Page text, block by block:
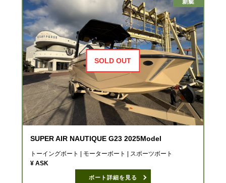
新艇
SOLD OUT
SUPER AIR NAUTIQUE G23 2025Model
トーイングボート | モーターボート | スポーツボート
¥ ASK
ボート詳細を見る